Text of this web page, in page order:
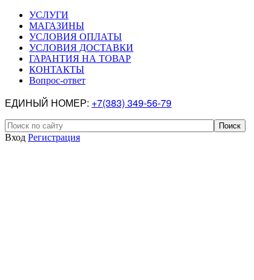
УСЛУГИ
МАГАЗИНЫ
УСЛОВИЯ ОПЛАТЫ
УСЛОВИЯ ДОСТАВКИ
ГАРАНТИЯ НА ТОВАР
КОНТАКТЫ
Вопрос-ответ
ЕДИНЫЙ НОМЕР: +7(383) 349-56-79
Вход Регистрация